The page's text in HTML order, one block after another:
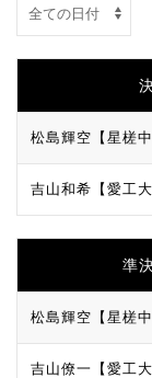
松島輝空【星槎中
吉山和希【愛工
準
松島輝空【星槎中
吉山僚一【愛工